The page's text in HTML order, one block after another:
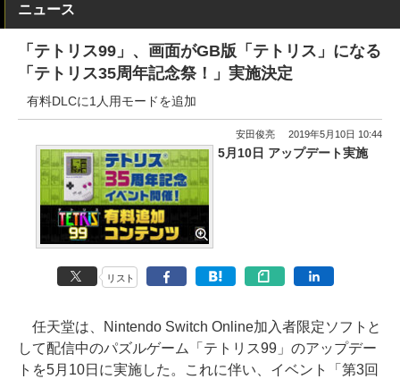
ニュース
「テトリス99」、画面がGB版「テトリス」になる
「テトリス35周年記念祭！」実施決定
有料DLCに1人用モードを追加
安田俊亮 2019年5月10日 10:44
5月10日 アップデート実施
リスト
任天堂は、Nintendo Switch Online加入者限定ソフトと
して配信中のパズルゲーム「テトリス99」のアップデー
トを5月10日に実施した。これに伴い、イベント「第3回